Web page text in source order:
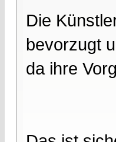
Die
bevorzugt
da ihre